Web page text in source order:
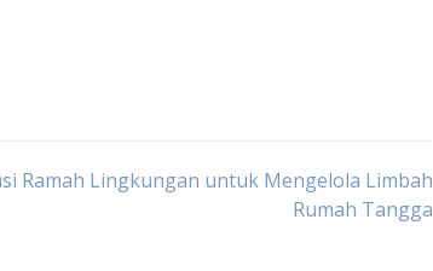
Ramah Lingkungan untuk Mengelola Limbah
Rumah Tangga